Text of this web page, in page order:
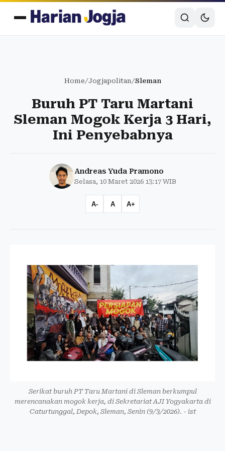
Home/Jogjapolitan/Sleman
Buruh PT Taru Martani
Sleman Mogok Kerja 3 Hari,
Ini Penyebabnya
Andreas Yuda Pramono
Selasa, 10 Maret 2026 13:17 WIB
A- A A+
Serikat buruh PT Taru Martani di Sleman berkumpul
merencanakan mogok kerja, di Sekretariat AJI Yogyakarta di
Caturtunggal, Depok, Sleman, Senin (9/3/2026). - ist